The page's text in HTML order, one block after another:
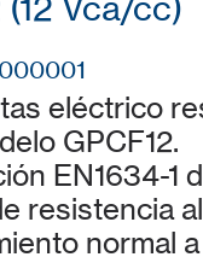
(12 Vca/cc)
eléctrico
GPCF12.
EN1634-1
resistencia
normal